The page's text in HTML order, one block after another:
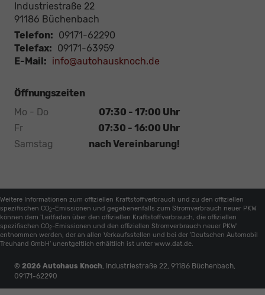
Industriestraße 22
91186 Büchenbach
Telefon: 09171-62290
Telefax: 09171-63959
E-Mail: info@autohausknoch.de
Öffnungszeiten
Mo - Do
07:30 - 17:00 Uhr
Fr
07:30 - 16:00 Uhr
Samstag
nach Vereinbarung!
Weitere Informationen zum offiziellen Kraftstoffverbrauch und zu den offiziellen
spezifischen CO2 -Emissionen und gegebenenfalls zum Stromverbrauch neuer PKW
können dem 'Leitfaden über den offiziellen Kraftstoffverbrauch, die offiziellen
spezifischen CO2 -Emissionen und den offiziellen Stromverbrauch neuer PKW'
entnommen werden, der an allen Verkaufsstellen und bei der 'Deutschen Automobil
Treuhand GmbH' unentgeltlich erhältlich ist unter www.dat.de.
© 2026 Autohaus Knoch, Industriestraße 22, 91186 Büchenbach,
09171-62290